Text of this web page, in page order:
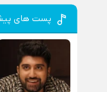
پست های